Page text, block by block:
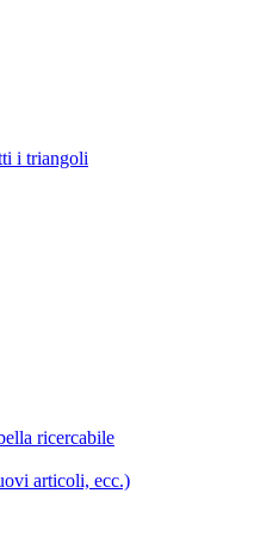
i triangoli
ricercabile
articoli, ecc.)